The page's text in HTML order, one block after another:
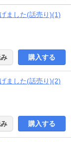
ました(話売り)(1)
購入する
ました(話売り)(2)
購入する